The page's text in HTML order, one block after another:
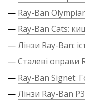
— Ray-Ban
— Ray-Ban Cats:
—Лінзи Ray-Ban:
—Сталеві оправи
— Ray-Ban Signet:
—Лінзи Ray-Ban